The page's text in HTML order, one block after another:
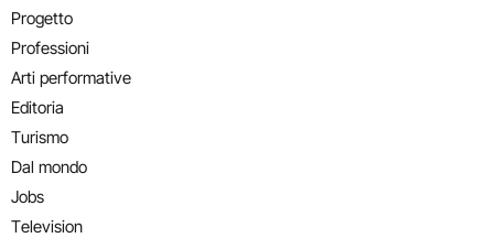
Progetto
Professioni
Arti performative
Editoria
Turismo
Dal mondo
Jobs
Television